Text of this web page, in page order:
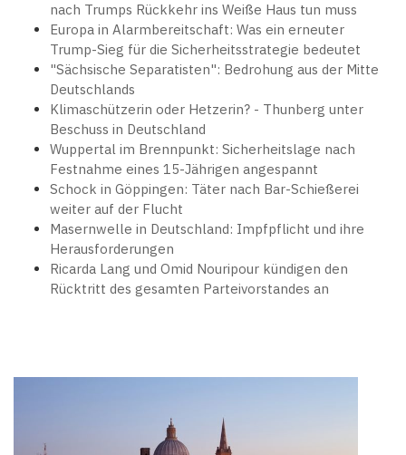
nach Trumps Rückkehr ins Weiße Haus tun muss
Europa in Alarmbereitschaft: Was ein erneuter
Trump-Sieg für die Sicherheitsstrategie bedeutet
"Sächsische Separatisten": Bedrohung aus der Mitte
Deutschlands
Klimaschützerin oder Hetzerin? - Thunberg unter
Beschuss in Deutschland
Wuppertal im Brennpunkt: Sicherheitslage nach
Festnahme eines 15-Jährigen angespannt
Schock in Göppingen: Täter nach Bar-Schießerei
weiter auf der Flucht
Masernwelle in Deutschland: Impfpflicht und ihre
Herausforderungen
Ricarda Lang und Omid Nouripour kündigen den
Rücktritt des gesamten Parteivorstandes an